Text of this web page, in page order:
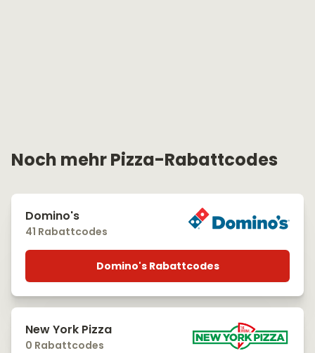
Noch mehr Pizza-Rabattcodes
Domino's
41 Rabattcodes
Domino's Rabattcodes
New York Pizza
0 Rabattcodes